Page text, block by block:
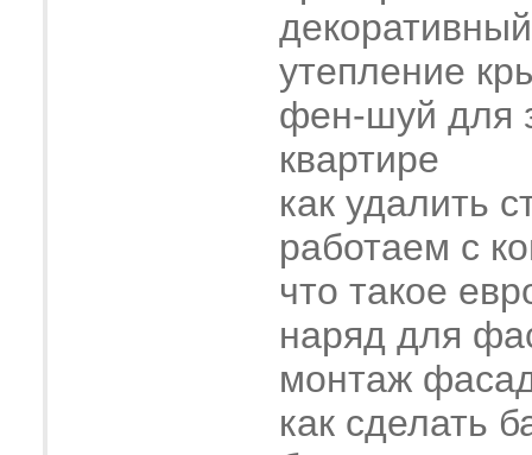
утепление
фен-шуй для
квартире
как удалить
работаем с
что такое
наряд для
монтаж
как сделать